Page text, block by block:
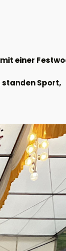
einer
Sport,